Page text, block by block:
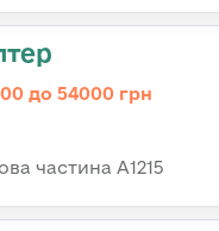
до 54000 грн
частина А1215